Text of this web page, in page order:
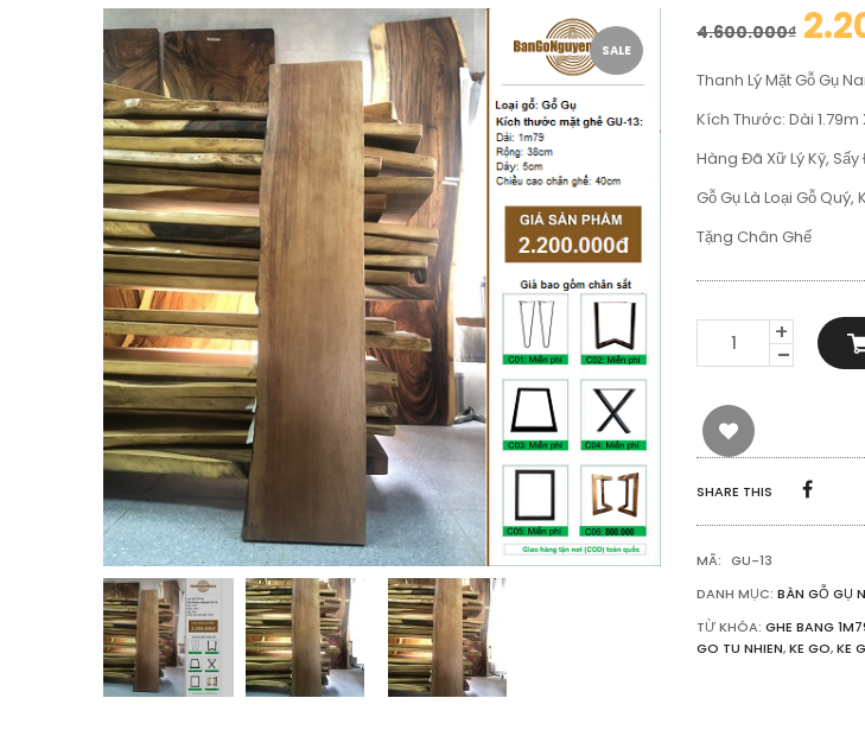
SALE
4.600.000₫
Thanh Lý Mặt Gỗ Gụ
Kích Thước: Dài
Hàng Đã Xữ Lý Kỹ,
Gỗ Gụ Là Loại Gỗ
Tặng Chân Ghế
BĂNG
GỖ
HƯƠNG
NGUYÊN
TẤM
SỐ
LƯỢNG
SHARE THIS
MÃ: GU-13
DANH MỤC: BÀN GỖ GỤ
TỪ KHÓA: GHE BANG
GO TU NHIEN,KE GO,KE